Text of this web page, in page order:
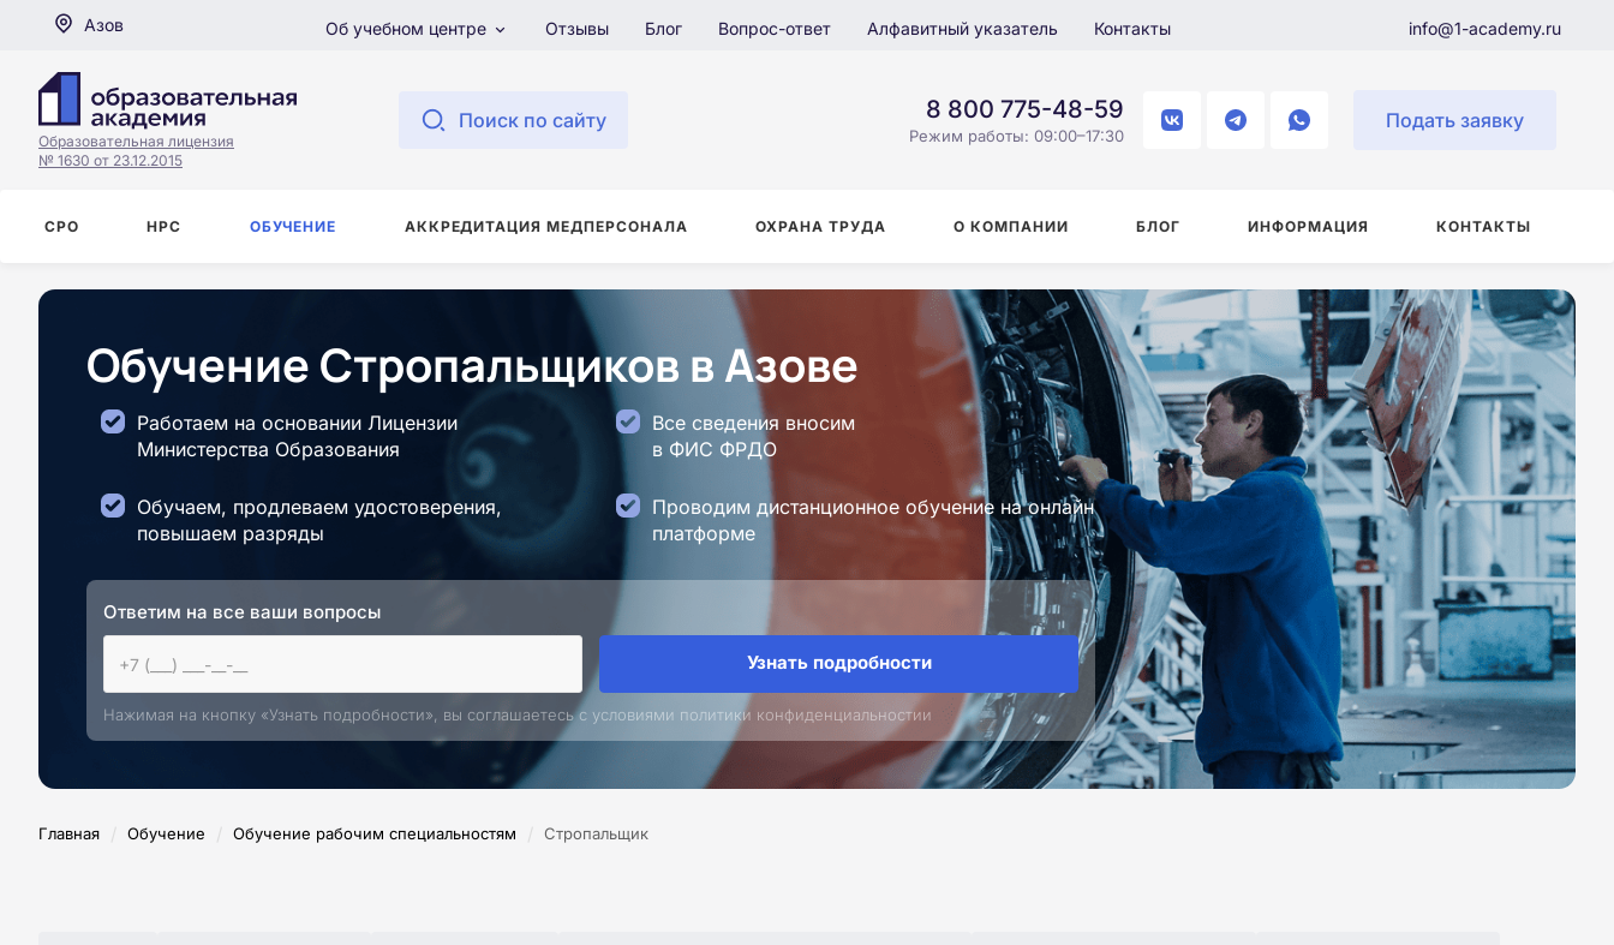
Азов Об учебном центре Отзывы Блог Вопрос-ответ Алфавитный указатель Контакты info@1-academy.ru
Образовательная лицензия
№ 1630 от 23.12.2015
Поиск по сайту 8 800 775-48-59
Режим работы: 09:00–17:30
Подать заявку
СРО НРС ОБУЧЕНИЕ АККРЕДИТАЦИЯ МЕДПЕРСОНАЛА ОХРАНА ТРУДА О КОМПАНИИ БЛОГ ИНФОРМАЦИЯ КОНТАКТЫ
Обучение Стропальщиков в Азове
Работаем на основании Лицензии
Министерства Образования
Все сведения вносим
в ФИС ФРДО
Обучаем, продлеваем удостоверения,
повышаем разряды
Проводим дистанционное обучение на онлайн
платформе
Ответим на все ваши вопросы
Узнать подробности
Нажимая на кнопку «Узнать подробности», вы соглашаетесь с условиями политики конфиденциальностии
Главная / Обучение / Обучение рабочим специальностям / Стропальщик